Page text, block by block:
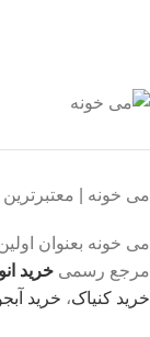
می خونه |
می خونه بعنوان
مرجع رسمی خرید
خرید کنیاک، خرید